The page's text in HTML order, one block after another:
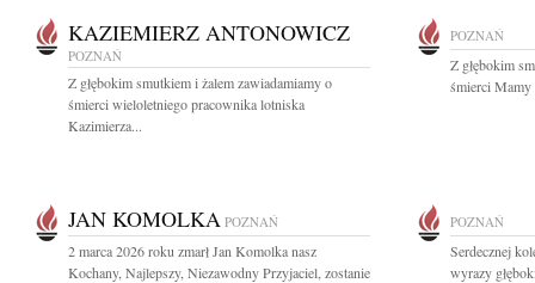
KAZIEMIERZ ANTONOWICZ
POZNAŃ
Z głębokim smutkiem i żalem zawiadamiamy o
śmierci wieloletniego pracownika lotniska
Kazimierza...
POZNAŃ
Z głębokim
śmierci
JAN KOMOLKA POZNAŃ
2 marca 2026 roku zmarł Jan Komolka nasz
Kochany, Najlepszy, Niezawodny Przyjaciel, zostanie
POZNAŃ
Serdecznej
wyrazy